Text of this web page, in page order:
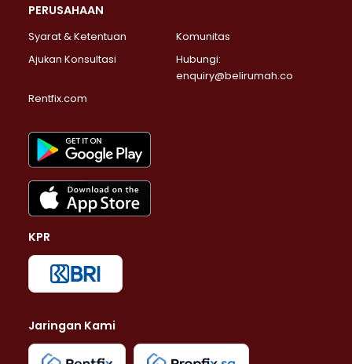
PERUSAHAAN
Syarat & Ketentuan
Komunitas
Ajukan Konsultasi
Hubungi:
enquiry@belirumah.co
Rentfix.com
KPR
Jaringan Kami